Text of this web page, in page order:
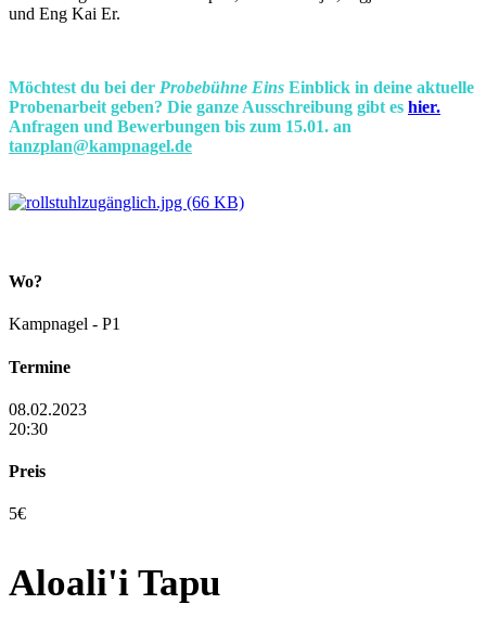
und Eng Kai Er.
Möchtest du bei der Probebühne Eins Einblick in deine aktuelle
Probenarbeit geben? Die ganze Ausschreibung gibt es hier.
Anfragen und Bewerbungen bis zum 15.01. an
tanzplan@kampnagel.de
Wo?
Kampnagel - P1
Termine
08.02.2023
20:30
Preis
5€
Aloali'i Tapu